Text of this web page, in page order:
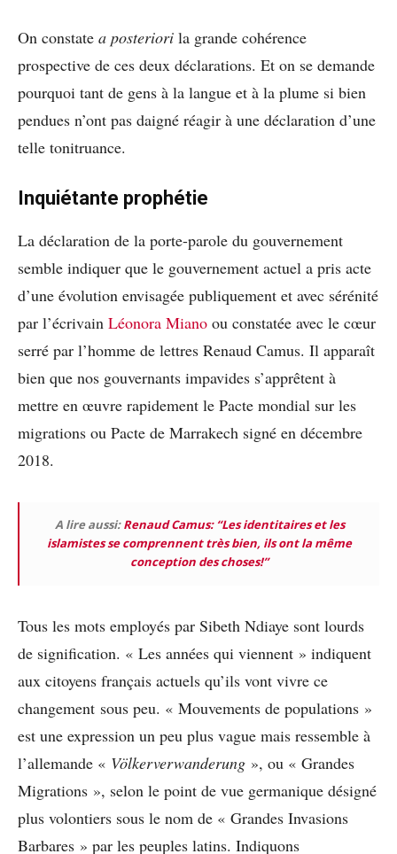
On constate a posteriori la grande cohérence
prospective de ces deux déclarations. Et on se demande
pourquoi tant de gens à la langue et à la plume si bien
pendues n’ont pas daigné réagir à une déclaration d’une
telle tonitruance.
Inquiétante prophétie
La déclaration de la porte-parole du gouvernement
semble indiquer que le gouvernement actuel a pris acte
d’une évolution envisagée publiquement et avec sérénité
par l’écrivain Léonora Miano ou constatée avec le cœur
serré par l’homme de lettres Renaud Camus. Il apparaît
bien que nos gouvernants impavides s’apprêtent à
mettre en œuvre rapidement le Pacte mondial sur les
migrations ou Pacte de Marrakech signé en décembre
2018.
A lire aussi:Renaud Camus: “Les identitaires et les
islamistes se comprennent très bien, ils ont la même
conception des choses!”
Tous les mots employés par Sibeth Ndiaye sont lourds
de signification. « Les années qui viennent » indiquent
aux citoyens français actuels qu’ils vont vivre ce
changement sous peu. « Mouvements de populations »
est une expression un peu plus vague mais ressemble à
l’allemande « Völkerverwanderung », ou « Grandes
Migrations », selon le point de vue germanique désigné
plus volontiers sous le nom de « Grandes Invasions
Barbares » par les peuples latins. Indiquons